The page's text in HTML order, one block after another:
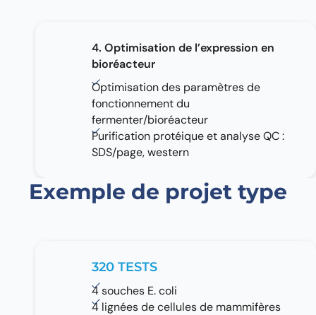
4. Optimisation de l’expression en
bioréacteur
Optimisation des paramètres de
fonctionnement du
fermenter/bioréacteur
Purification protéique et analyse QC :
SDS/page, western
Exemple de projet type
320 TESTS
4 souches E. coli
4 lignées de cellules de mammifères